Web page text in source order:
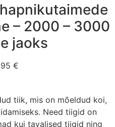
– 2000 – 3000
jaoks
€
tiik, mis on mõeldud koi,
Need tiigid on
kui tavalised tiigid ning